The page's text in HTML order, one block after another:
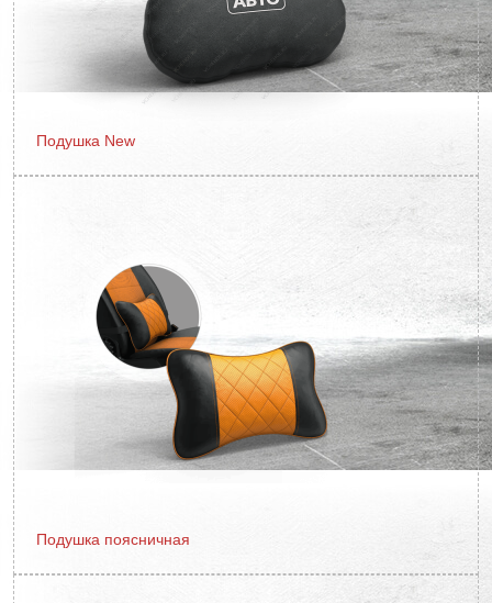
Подушка New
Подушка поясничная